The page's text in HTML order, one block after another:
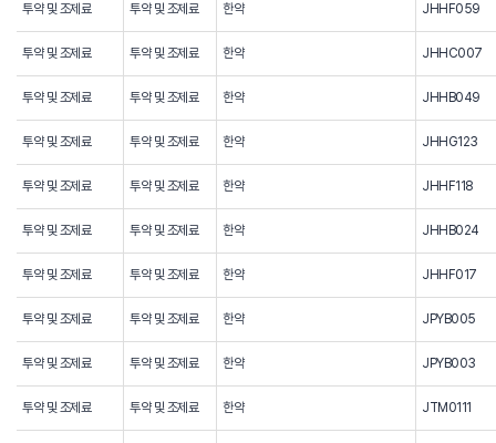
투약 및 조제료 투약 및 조제료 한약 JHHF059
투약 및 조제료 투약 및 조제료 한약 JHHC007
투약 및 조제료 투약 및 조제료 한약 JHHB049
투약 및 조제료 투약 및 조제료 한약 JHHG123
투약 및 조제료 투약 및 조제료 한약 JHHF118
투약 및 조제료 투약 및 조제료 한약 JHHB024
투약 및 조제료 투약 및 조제료 한약 JHHF017
투약 및 조제료 투약 및 조제료 한약 JPYB005
투약 및 조제료 투약 및 조제료 한약 JPYB003
투약 및 조제료 투약 및 조제료 한약 JTM0111